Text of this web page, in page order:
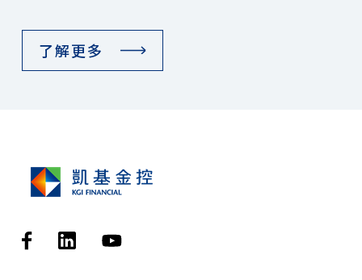
了解更多